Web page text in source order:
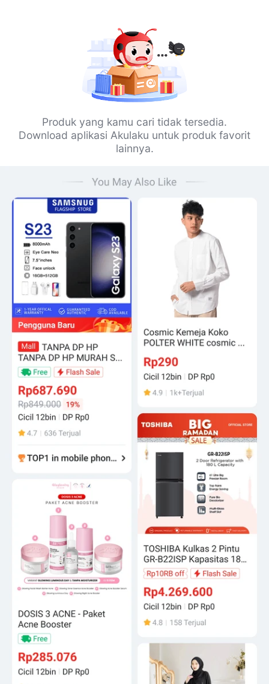
Produk yang kamu cari tidak tersedia.
Download aplikasi Akulaku untuk produk favorit
lainnya.